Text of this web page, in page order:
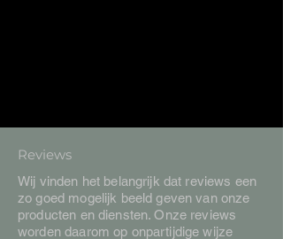
Reviews
Wij vinden het belangrijk dat reviews een
zo goed mogelijk beeld geven van onze
producten en diensten. Onze reviews
worden daarom op onpartijdige wijze